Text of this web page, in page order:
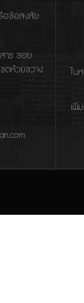
อข้อสงสัย
าร ซอย
ตห้วยขวาง
ใน
เพิ่